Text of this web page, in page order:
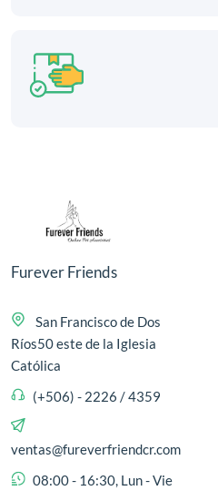
Furever Friends
San Francisco de Dos
Ríos50 este de la Iglesia
Católica
(+506) - 2226 / 4359
ventas@fureverfriendcr.com
08:00 - 16:30, Lun - Vie